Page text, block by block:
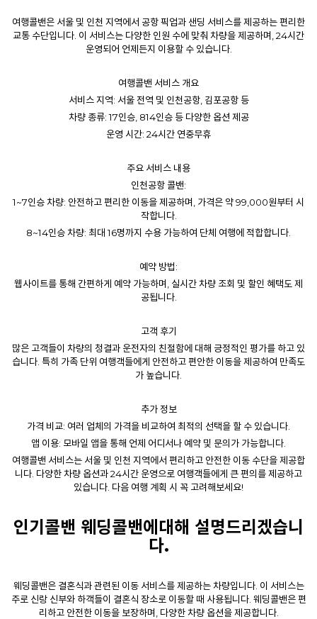
여행콜밴은 서울 및 인천 지역에서 공항 픽업과 샌딩 서비스를 제공하는 편리한
교통 수단입니다. 이 서비스는 다양한 인원 수에 맞춰 차량을 제공하며, 24시간
운영되어 언제든지 이용할 수 있습니다.
여행콜밴 서비스 개요
서비스 지역: 서울 전역 및 인천공항, 김포공항 등
차량 종류: 17인승, 814인승 등 다양한 옵션 제공
운영 시간: 24시간 연중무휴
주요 서비스 내용
인천공항 콜밴:
1~7인승 차량: 안전하고 편리한 이동을 제공하며, 가격은 약 99,000원부터 시
작합니다.
8~14인승 차량: 최대 16명까지 수용 가능하여 단체 여행에 적합합니다.
예약 방법:
웹사이트를 통해 간편하게 예약 가능하며, 실시간 차량 조회 및 할인 혜택도 제
공됩니다.
고객 후기
많은 고객들이 차량의 청결과 운전자의 친절함에 대해 긍정적인 평가를 하고 있
습니다. 특히 가족 단위 여행객들에게 안전하고 편안한 이동을 제공하여 만족도
가 높습니다.
추가 정보
가격 비교: 여러 업체의 가격을 비교하여 최적의 선택을 할 수 있습니다.
앱 이용: 모바일 앱을 통해 언제 어디서나 예약 및 문의가 가능합니다.
여행콜밴 서비스는 서울 및 인천 지역에서 편리하고 안전한 이동 수단을 제공합
니다. 다양한 차량 옵션과 24시간 운영으로 여행객들에게 큰 편의를 제공하고
있습니다. 다음 여행 계획 시 꼭 고려해보세요!
인기콜밴 웨딩콜밴에대해 설명드리겠습니
다.
웨딩콜밴은 결혼식과 관련된 이동 서비스를 제공하는 차량입니다. 이 서비스는
주로 신랑 신부와 하객들이 결혼식 장소로 이동할 때 사용됩니다. 웨딩콜밴은 편
리하고 안전한 이동을 보장하며, 다양한 차량 옵션을 제공합니다.